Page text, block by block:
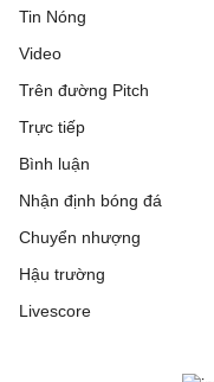
Tin Nóng
Video
Trên đường Pitch
Trực tiếp
Bình luận
Nhận định bóng đá
Chuyển nhượng
Hậu trường
Livescore